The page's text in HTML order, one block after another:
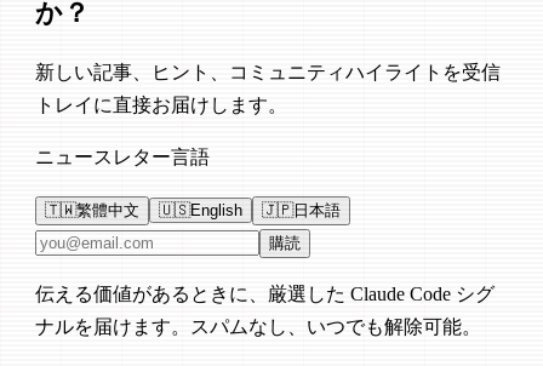
か？
新しい記事、ヒント、コミュニティハイライトを受信
トレイに直接お届けします。
ニュースレター言語
🇹🇼繁體中文 🇺🇸English 🇯🇵日本語
メールアドレス 購読
伝える価値があるときに、厳選した Claude Code シグ
ナルを届けます。スパムなし、いつでも解除可能。